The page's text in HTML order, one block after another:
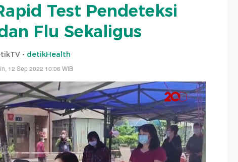
Test Pendeteksi
Flu Sekaligus
- detikHealth
12 Sep 2022 10:06 WIB